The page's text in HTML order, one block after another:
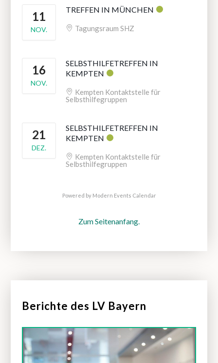
11
NOV.
TREFFEN IN MÜNCHEN
Tagungsraum SHZ
16
NOV.
SELBSTHILFETREFFEN IN
KEMPTEN
Kempten Kontaktstelle für
Selbsthilfegruppen
21
DEZ.
SELBSTHILFETREFFEN IN
KEMPTEN
Kempten Kontaktstelle für
Selbsthilfegruppen
Powered by Modern Events Calendar
Zum Seitenanfang.
Berichte des LV Bayern